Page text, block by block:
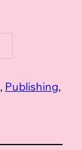
, Publishing